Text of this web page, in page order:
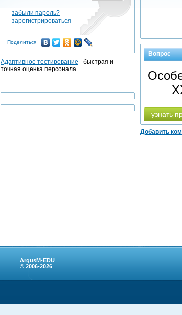
Вопрос
узнать
Добавить
забыли пароль?
зарегистрироваться
Поделиться
Адаптивное тестирование - быстрая и
точная оценка персонала
ArgusM-EDU
© 2006-2026